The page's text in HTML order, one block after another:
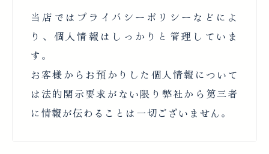
当店ではプライバシーポリシーなどによ
り、個人情報はしっかりと管理していま
す。
お客様からお預かりした個人情報について
は法的開示要求がない限り弊社から第三者
に情報が伝わることは一切ございません。